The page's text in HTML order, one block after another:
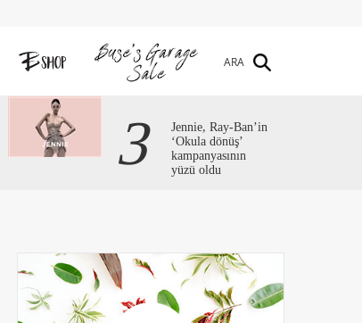
ARA
3
Jennie, Ray-Ban’in
‘Okula dönüş’
kampanyasının
yüzü oldu